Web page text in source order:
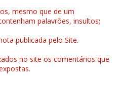
mesmo que de um
palavrões, insultos;
publicada pelo Site.
no site os comentários que